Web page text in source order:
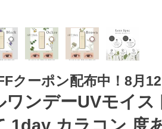
クーポン配布中！8月
ワンデーUVモイス